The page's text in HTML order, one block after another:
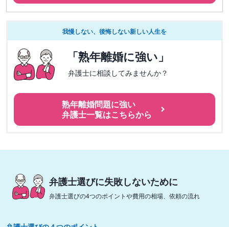
我慢しない、後悔しない新しい人生を
「熟年離婚に強い」
弁護士に相談してみませんか？
熟年離婚問題に強い
弁護士一覧はこちらから
弁護士選びに失敗しないために
弁護士選びの4つのポイントや費用の相場、依頼の流れ